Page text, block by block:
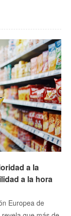
a la
a la hora
Europea de